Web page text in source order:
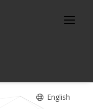
English